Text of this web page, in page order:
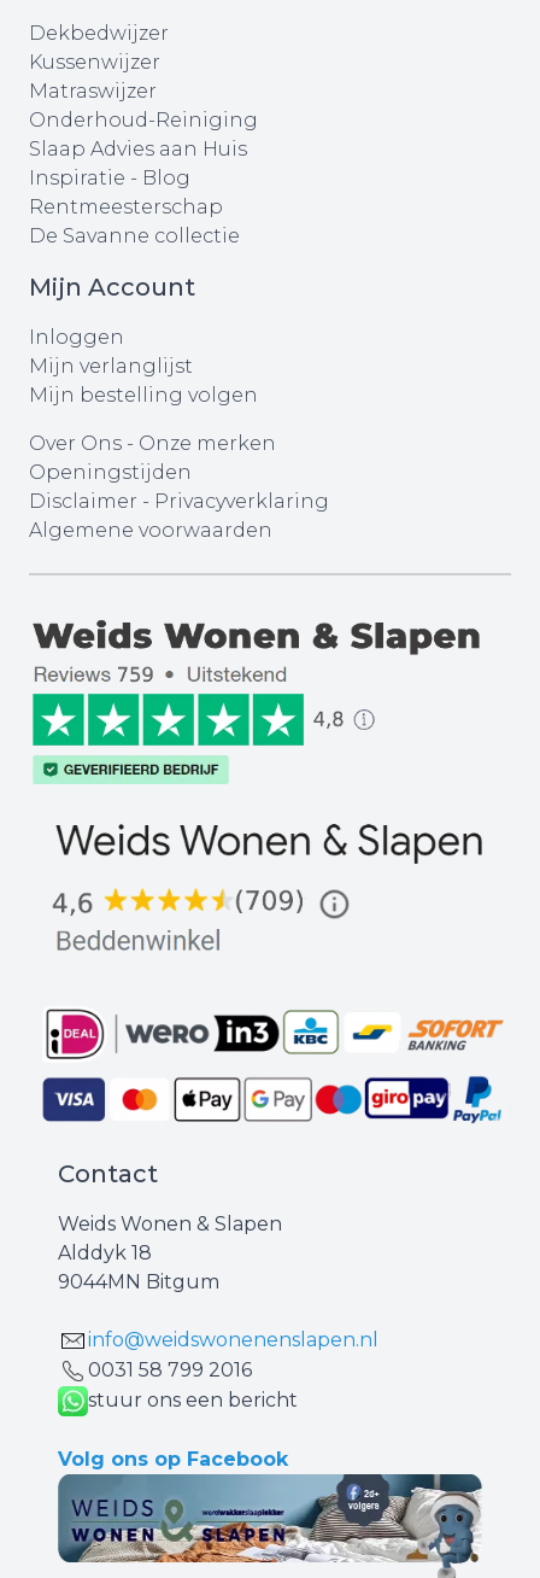
Dekbedwijzer
Kussenwijzer
Matraswijzer
Onderhoud-Reiniging
Slaap Advies aan Huis
Inspiratie - Blog
Rentmeesterschap
De Savanne collectie
Mijn Account
Inloggen
Mijn verlanglijst
Mijn bestelling volgen
Over Ons - Onze merken
Openingstijden
Disclaimer - Privacyverklaring
Algemene voorwaarden
Contact
Weids Wonen & Slapen
Alddyk 18
9044MN Bitgum
info@weidswonenenslapen.nl
0031 ‪58 799 2016‬
stuur ons een bericht
Volg ons op Facebook